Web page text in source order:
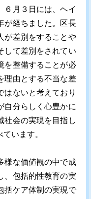
６月３日には、ヘイ
が経ちました。区長
が差別をすることや
して差別をされてい
を整備することが必
理由とする不当な差
はないと考えており
自分らしく心豊かに
社会の実現を目指し
います。
様な価値観の中で成
、包括的性教育の実
括ケア体制の実現で